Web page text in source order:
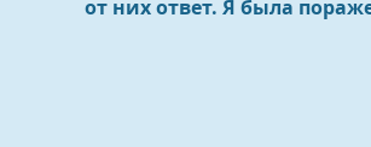
от них ответ. Я была